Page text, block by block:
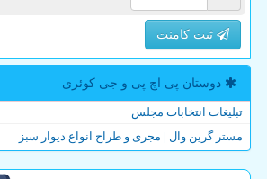
ثبت کامنت
دوستان پی اچ پی و جی كوئری
تبلیغات انتخابات مجلس
مستر گرین وال | مجری و طراح انواع دیوار سبز